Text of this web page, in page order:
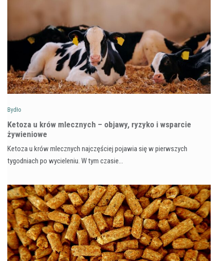
Bydło
Ketoza u krów mlecznych – objawy, ryzyko i wsparcie
żywieniowe
Ketoza u krów mlecznych najczęściej pojawia się w pierwszych
tygodniach po wycieleniu. W tym czasie…